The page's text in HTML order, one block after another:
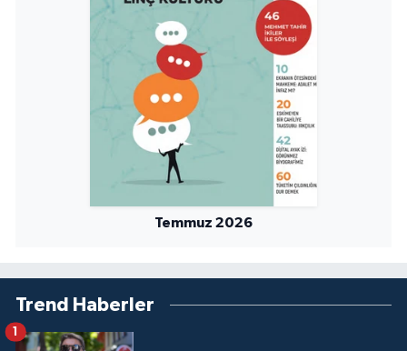
Temmuz 2026
Trend Haberler
1
Niğde Müftülüğü
Ordu Müftülüğü
Osmaniye Müftülüğü
Rize Müftülüğü
Sinop Müftülüğü